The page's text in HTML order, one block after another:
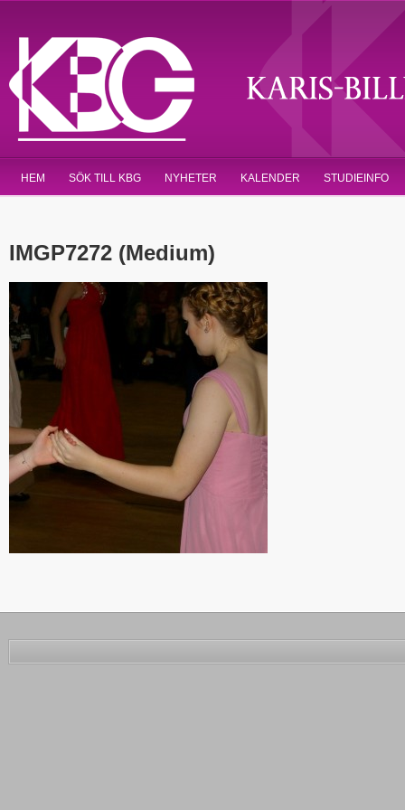
HEM SÖK TILL KBG NYHETER KALENDER STUDIEINFO
IMGP7272 (Medium)